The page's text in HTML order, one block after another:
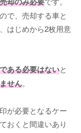
で、売却する車と
はじめから2枚用意
ある必要はないと
せん。
が必要となるケー
おくと間違いあり